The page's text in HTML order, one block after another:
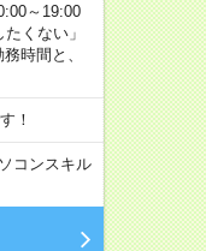
～19:00
くない」
時間と、
！
コンスキル